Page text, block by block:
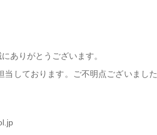
ありがとうございます。
しております。ご不明点ございました